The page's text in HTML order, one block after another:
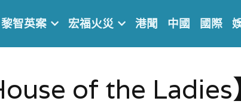
黎智英案 宏福火災 港聞 中國 國際
of the Ladies